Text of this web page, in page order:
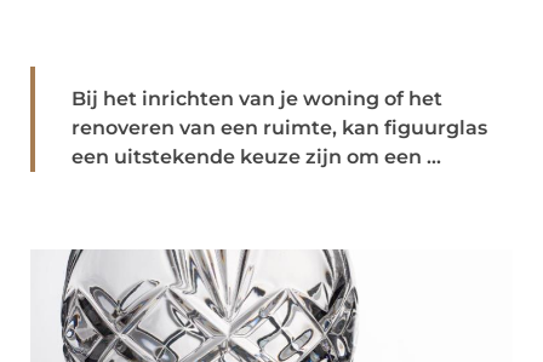
Bij het inrichten van je woning of het
renoveren van een ruimte, kan figuurglas
een uitstekende keuze zijn om een ...